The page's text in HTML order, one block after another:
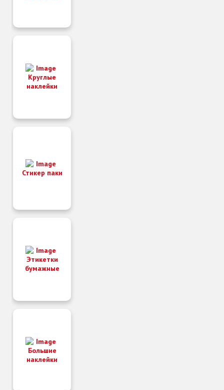
Круглые
наклейки
Стикер паки
Этикетки
бумажные
Большие
наклейки